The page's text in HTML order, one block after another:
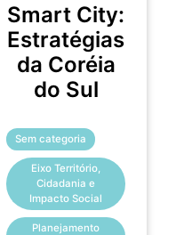
Smart City:
Estratégias
da Coréia
do Sul
Sem categoria
Eixo Território,
Cidadania e
Impacto Social
Planejamento